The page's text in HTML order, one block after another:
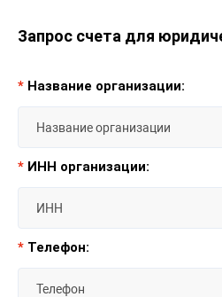
Запрос счета для
* Название организации:
* ИНН организации:
* Телефон: